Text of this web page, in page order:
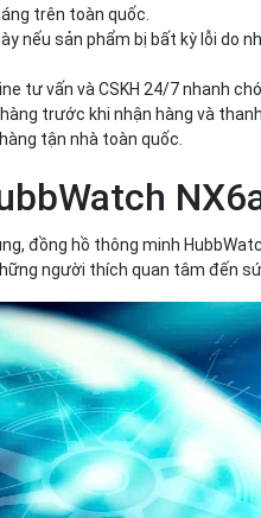
trên toàn quốc.
nếu sản phẩm bị bất kỳ lỗi do
tư vấn và CSKH 24/7 nhanh
trước khi nhận hàng và
tận nhà toàn quốc.
đồng hồ thông minh
người thích quan tâm đến